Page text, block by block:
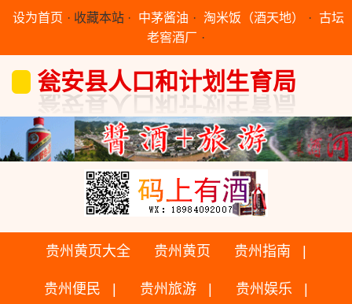
设为首页 · 收藏本站 · 中茅酱油 · 淘米饭（酒天地） · 古坛
老窖酒厂 ·
瓮安县人口和计划生育局
贵州黄页大全 贵州黄页 贵州指南
贵州便民 贵州旅游 贵州娱乐